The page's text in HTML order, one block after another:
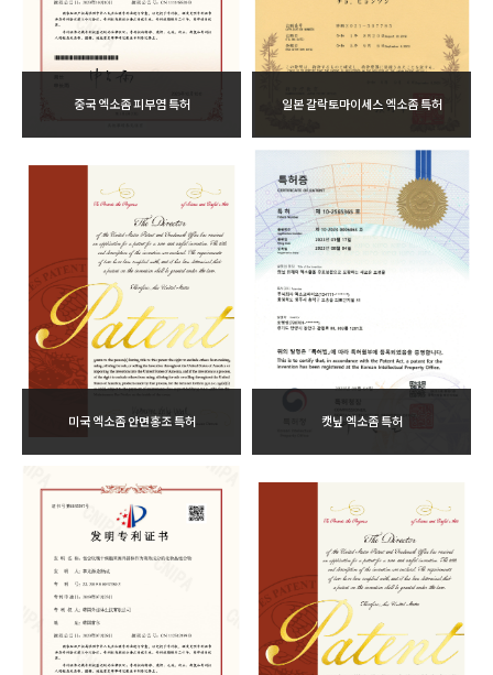
중국 엑소좀 피부염 특허 일본 갈락토마이세스 엑소좀 특허
미국 엑소좀 안면홍조 특허 캣닢 엑소좀 특허